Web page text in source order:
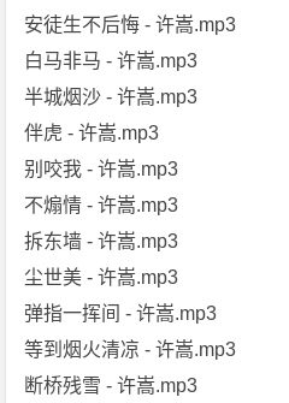
安徒生不后悔 - 许嵩.mp3
白马非马 - 许嵩.mp3
半城烟沙 - 许嵩.mp3
伴虎 - 许嵩.mp3
别咬我 - 许嵩.mp3
不煽情 - 许嵩.mp3
拆东墙 - 许嵩.mp3
尘世美 - 许嵩.mp3
弹指一挥间 - 许嵩.mp3
等到烟火清凉 - 许嵩.mp3
断桥残雪 - 许嵩.mp3